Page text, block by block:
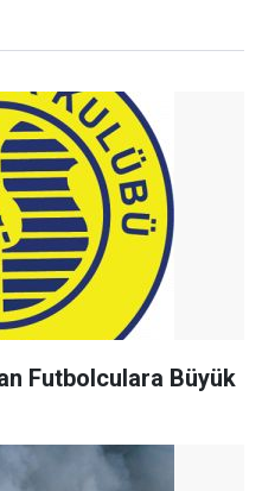
Futbolculara Büyük